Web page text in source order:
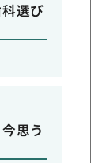
選び
思う